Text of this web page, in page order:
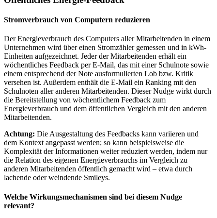
Stromverbrauch von Computern reduzieren
Der Energieverbrauch des Computers aller Mitarbeitenden in einem
Unternehmen wird über einen Stromzähler gemessen und in kWh-
Einheiten aufgezeichnet. Jeder der Mitarbeitenden erhält ein
wöchentliches Feedback per E-Mail, das mit einer Schulnote sowie
einem entsprechend der Note ausformulierten Lob bzw. Kritik
versehen ist. Außerdem enthält die E-Mail ein Ranking mit den
Schulnoten aller anderen Mitarbeitenden. Dieser Nudge wirkt durch
die Bereitstellung von wöchentlichem Feedback zum
Energieverbrauch und dem öffentlichen Vergleich mit den anderen
Mitarbeitenden.
Achtung: Die Ausgestaltung des Feedbacks kann variieren und
dem Kontext angepasst werden; so kann beispielsweise die
Komplexität der Informationen weiter reduziert werden, indem nur
die Relation des eigenen Energieverbrauchs im Vergleich zu
anderen Mitarbeitenden öffentlich gemacht wird – etwa durch
lachende oder weindende Smileys.
Welche Wirkungsmechanismen sind bei diesem Nudge
relevant?